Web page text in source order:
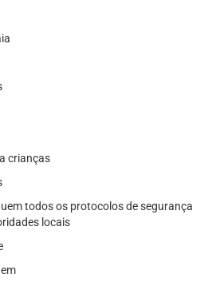
crianças
todos os protocolos de segurança
locais